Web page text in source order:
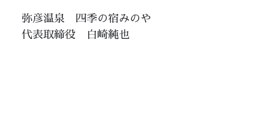
弥彦温泉 四季の宿みのや
代表取締役 白崎純也